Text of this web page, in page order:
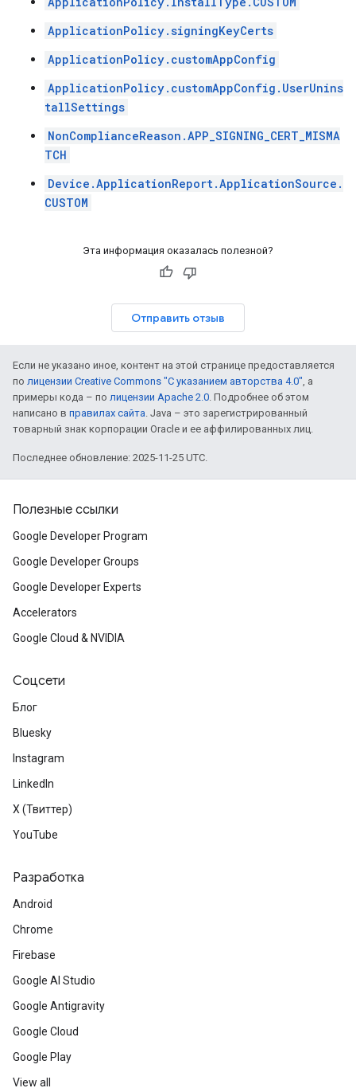
ApplicationPolicy.signingKeyCerts
ApplicationPolicy.customAppConfig
ApplicationPolicy.customAppConfig.UserUnins
tallSettings
NonComplianceReason.APP_SIGNING_CERT_MISMA
TCH
Device.ApplicationReport.ApplicationSource.
CUSTOM
Эта информация оказалась полезной?
Отправить отзыв
Если не указано иное, контент на этой странице предоставляется
по лицензии Creative Commons "С указанием авторства 4.0", а
примеры кода – по лицензии Apache 2.0. Подробнее об этом
написано в правилах сайта. Java – это зарегистрированный
товарный знак корпорации Oracle и ее аффилированных лиц.
Последнее обновление: 2025-11-25 UTC.
Полезные ссылки
Google Developer Program
Google Developer Groups
Google Developer Experts
Accelerators
Google Cloud & NVIDIA
Соцсети
Блог
Bluesky
Instagram
LinkedIn
X (Твиттер)
YouTube
Разработка
Android
Chrome
Firebase
Google AI Studio
Google Antigravity
Google Cloud
Google Play
View all